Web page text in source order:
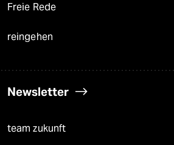
Freie Rede
reingehen
Newsletter
team zukunft